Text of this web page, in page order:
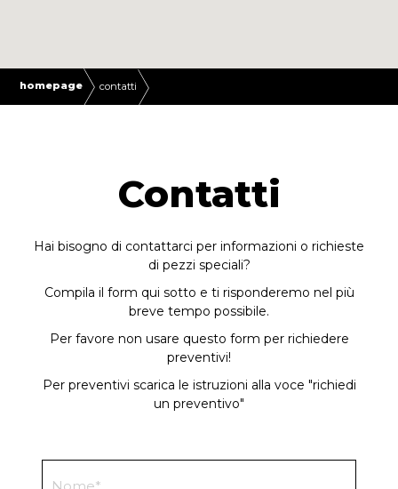
homepage contatti
Contatti
Hai bisogno di contattarci per informazioni o richieste
di pezzi speciali?
Compila il form qui sotto e ti risponderemo nel più
breve tempo possibile.
Per favore non usare questo form per richiedere
preventivi!
Per preventivi scarica le istruzioni alla voce "richiedi
un preventivo"